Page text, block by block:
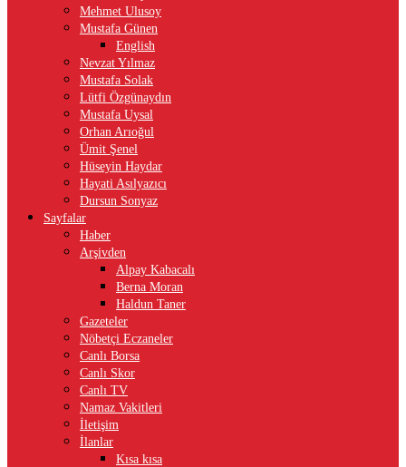
Mehmet Ulusoy
Mustafa Günen
English
Nevzat Yılmaz
Mustafa Solak
Lütfi Özgünaydın
Mustafa Uysal
Orhan Arıoğul
Ümit Şenel
Hüseyin Haydar
Hayati Asılyazıcı
Dursun Sonyaz
Sayfalar
Haber
Arşivden
Alpay Kabacalı
Berna Moran
Haldun Taner
Gazeteler
Nöbetçi Eczaneler
Canlı Borsa
Canlı Skor
Canlı TV
Namaz Vakitleri
İletişim
İlanlar
Kısa kısa